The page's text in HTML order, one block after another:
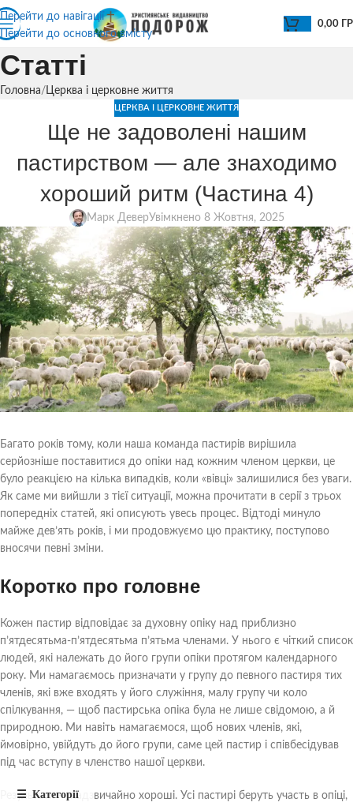
Перейти до навігації
Перейти до основного вмісту
0,00
Статті
Головна Церква і церковне життя
ЦЕРКВА І ЦЕРКОВНЕ ЖИТТЯ
Ще не задоволені нашим
пастирством — але знаходимо
хороший ритм (Частина 4)
Марк ДеверУвімкнено 8 Жовтня, 2025
Багато років тому, коли наша команда пастирів вирішила
серйозніше поставитися до опіки над кожним членом церкви, це
було реакцією на кілька випадків, коли «вівці» залишилися без уваги.
Як саме ми вийшли з тієї ситуації, можна прочитати в серії з трьох
попередніх статей, які описують увесь процес. Відтоді минуло
майже дев’ять років, і ми продовжуємо цю практику, поступово
вносячи певні зміни.
Коротко про головне
Кожен пастир відповідає за духовну опіку над приблизно
п’ятдесятьма-п’ятдесятьма п’ятьма членами. У нього є чіткий список
людей, які належать до його групи опіки протягом календарного
року. Ми намагаємось призначати у групу до певного пастиря тих
членів, які вже входять у його служіння, малу групу чи коло
спілкування, — щоб пастирська опіка була не лише свідомою, а й
природною. Ми навіть намагаємося, щоб нових членів, які,
ймовірно, увійдуть до його групи, саме цей пастир і співбесідував
під час вступу в членство нашої церкви.
Результати — надзвичайно хороші. Усі пастирі беруть участь в опіці,